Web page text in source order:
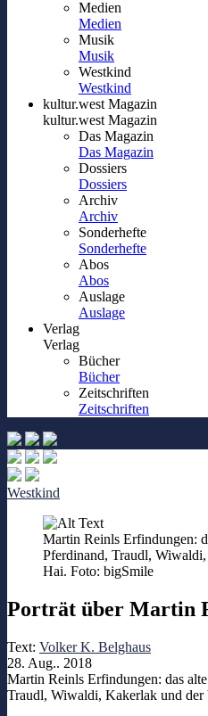
Medien
Medien
Musik
Musik
Westkind
Westkind
kultur.west Magazin
kultur.west Magazin
Das Magazin
Das Magazin
Dossiers
Dossiers
Archiv
Archiv
Sonderhefte
Sonderhefte
Abos
Abos
Auslage
Auslage
Verlag
Verlag
Bücher
Bücher
Zeitschriften
Zeitschriften
Westkind
Martin Reinls Erfindungen:
Pferdinand, Traudl,
Hai. Foto: bigSmile
Porträt über Martin
Text: Volker K. Belghaus
28. Aug.. 2018
Martin Reinls Erfindungen: das
Traudl, Wiwaldi, Kakerlak und